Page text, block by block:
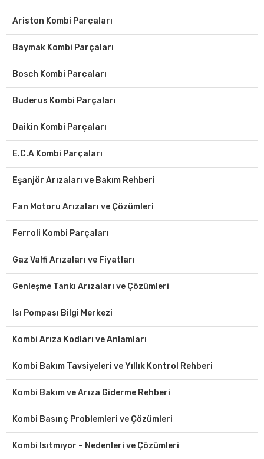
Ariston Kombi Parçaları
Baymak Kombi Parçaları
Bosch Kombi Parçaları
Buderus Kombi Parçaları
Daikin Kombi Parçaları
E.C.A Kombi Parçaları
Eşanjör Arızaları ve Bakım Rehberi
Fan Motoru Arızaları ve Çözümleri
Ferroli Kombi Parçaları
Gaz Valfi Arızaları ve Fiyatları
Genleşme Tankı Arızaları ve Çözümleri
Isı Pompası Bilgi Merkezi
Kombi Arıza Kodları ve Anlamları
Kombi Bakım Tavsiyeleri ve Yıllık Kontrol Rehberi
Kombi Bakım ve Arıza Giderme Rehberi
Kombi Basınç Problemleri ve Çözümleri
Kombi Isıtmıyor – Nedenleri ve Çözümleri